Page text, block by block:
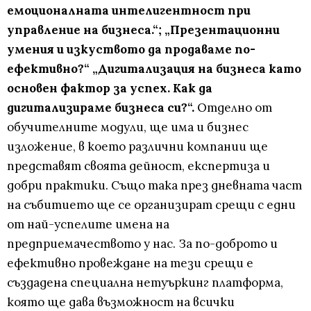
емоционалната интелигентност при
управление на бизнеса.“; „Презентационни
умения и изкуството да продаваме по-
ефективно?“ „Дигитализация на бизнеса като
основен фактор за успех. Как да
дигитализираме бизнеса си?“. Отделно от
обучителните модули, ще има и бизнес
изложение, в което различни компании ще
представят своята дейност, експертиза и
добри практики. Също така през дневната част
на събитието ще се организират срещи с едни
от най-успелите имена на
предприемачеството у нас. За по-доброто и
ефективно провеждане на тези срещи е
създадена специална нетуъркинг платформа,
която ще дава възможност на всички